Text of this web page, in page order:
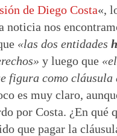
de Diego Costa«,
noticia nos
«las dos entidades
y luego que
figura como cláusula
es muy claro,
por Costa. ¿En qué
que pagar la